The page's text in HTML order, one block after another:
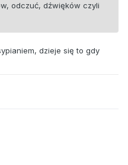
odczuć, dźwięków czyli
dzieje się to gdy